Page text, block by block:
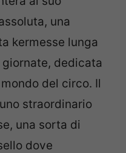
una
kermesse lunga
dedicata
del circo. Il
straordinario
una sorta di
dove